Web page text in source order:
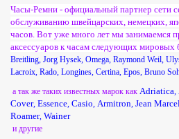
Часы-Ремни - официальный партнер сети
обслуживанию швейцарских, немецких,
часов. Вот уже много лет мы занимаемся
аксессуаров к часам следующих мировых
Breitling Jorg Hysek Omega Raymond Weil
Lacroix Rado Longines Certina Epos Bruno
а так же таких известных марок как Adriatica
Cover, Essence Casio Armitron Jean Marcel
Roamer, Wainer
и другие